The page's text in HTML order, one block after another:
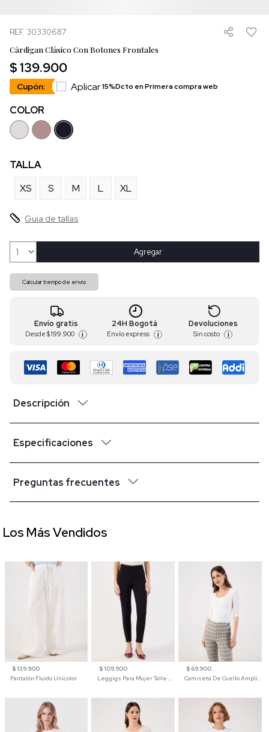
REF. 30330687
Cárdigan Clásico Con Botones Frontales
$ 139.900
Cupón: Aplicar15%Dcto en Primera compra web
COLOR
TALLA
XS
S M L XL
Guia de tallas
Agregar
Calcular tiempo de envío
Envío gratis
Desde $ 199.900 i
24H Bogotá
Envío express i
Devoluciones
Sin costo i
Descripción
Especificaciones
Preguntas frecuentes
$ 139.900
Pantalón Fluido Unicolor
$ 109.900
Leggigs Para Mujer Talle Alto Liso
$ 69.900
Camiseta De Cuello Amplio Y Manga 3/4 Para Mujer
Los Más Vendidos